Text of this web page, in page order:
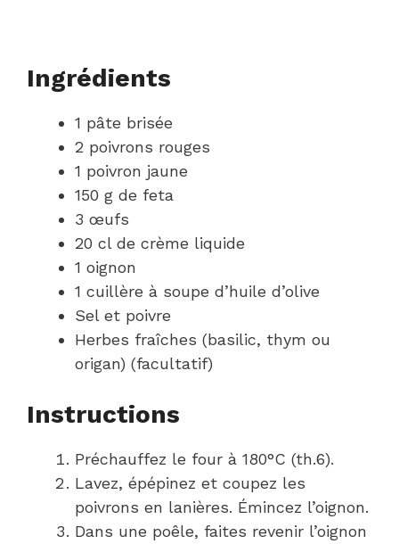
Ingrédients
1 pâte brisée
2 poivrons rouges
1 poivron jaune
150 g de feta
3 œufs
20 cl de crème liquide
1 oignon
1 cuillère à soupe d’huile d’olive
Sel et poivre
Herbes fraîches (basilic, thym ou
origan) (facultatif)
Instructions
Préchauffez le four à 180°C (th.6).
Lavez, épépinez et coupez les
poivrons en lanières. Émincez l’oignon.
Dans une poêle, faites revenir l’oignon